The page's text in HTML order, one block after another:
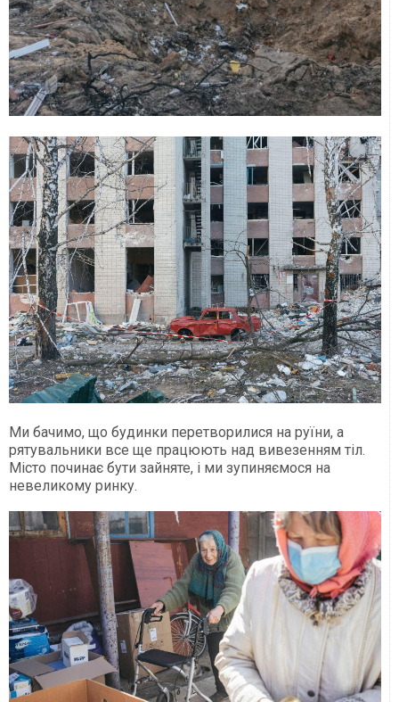
Ми бачимо, що будинки перетворилися на руїни, а
рятувальники все ще працюють над вивезенням тіл.
Місто починає бути зайняте, і ми зупиняємося на
невеликому ринку.